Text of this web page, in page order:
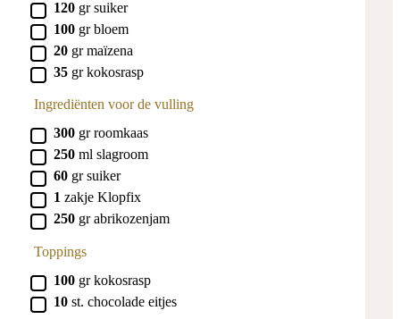
▢
120 gr suiker
▢
100 gr bloem
▢
20 gr maïzena
▢
35 gr kokosrasp
Ingrediënten voor de vulling
▢
300 gr roomkaas
▢
250 ml slagroom
▢
60 gr suiker
▢
1 zakje Klopfix
▢
250 gr abrikozenjam
Toppings
▢
100 gr kokosrasp
▢
10 st. chocolade eitjes